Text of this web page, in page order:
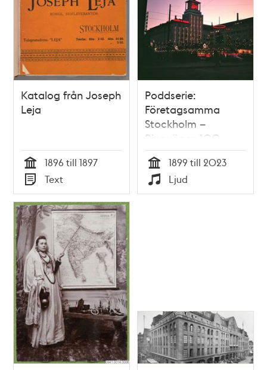
Katalog från Joseph
Leja
Tid
1896 till 1897
Typ
Text
Poddserie:
Företagsamma
Stockholm –
Ringvägen 100,
Åhléns
Tid
1899 till 2023
Typ
Ljud